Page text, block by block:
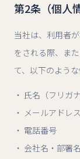
第2条（個人
当社は、利用者
をされる際、ま
て、以下のよう
氏名（フリガ
メールアドレス
電話番号
会社名・部署